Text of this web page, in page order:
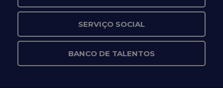
SERVIÇO SOCIAL
BANCO DE TALENTOS